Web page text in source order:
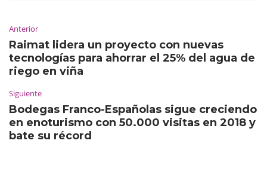
Anterior
Raimat lidera un proyecto con nuevas
tecnologías para ahorrar el 25% del agua de
riego en viña
Siguiente
Bodegas Franco-Españolas sigue creciendo
en enoturismo con 50.000 visitas en 2018 y
bate su récord